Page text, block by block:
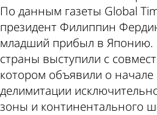
По данным газеты Global
президент Филиппин
младший прибыл в Японию.
страны выступили с
котором объявили о
делимитации
зоны и континентального